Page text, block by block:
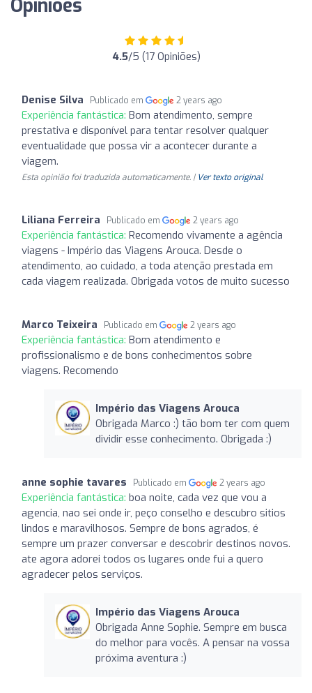
Opiniões
4.5/5 (17 Opiniões)
Denise Silva Publicado em 2 years ago
Experiência fantástica: Bom atendimento, sempre
prestativa e disponível para tentar resolver qualquer
eventualidade que possa vir a acontecer durante a
viagem.
Esta opinião foi traduzida automaticamente. | Ver texto original
Liliana Ferreira Publicado em 2 years ago
Experiência fantástica: Recomendo vivamente a agência
viagens - Império das Viagens Arouca. Desde o
atendimento, ao cuidado, a toda atenção prestada em
cada viagem realizada. Obrigada votos de muito sucesso
Marco Teixeira Publicado em 2 years ago
Experiência fantástica: Bom atendimento e
profissionalismo e de bons conhecimentos sobre
viagens. Recomendo
Império das Viagens Arouca
Obrigada Marco :) tão bom ter com quem
dividir esse conhecimento. Obrigada :)
anne sophie tavares Publicado em 2 years ago
Experiência fantástica: boa noite, cada vez que vou a
agencia, nao sei onde ir, peço conselho e descubro sitios
lindos e maravilhosos. Sempre de bons agrados, é
sempre um prazer conversar e descobrir destinos novos.
ate agora adorei todos os lugares onde fui a quero
agradecer pelos serviços.
Império das Viagens Arouca
Obrigada Anne Sophie. Sempre em busca
do melhor para vocês. A pensar na vossa
próxima aventura :)